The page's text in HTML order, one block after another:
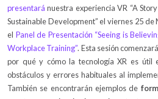
presentará nuestra experiencia VR “A
Sustainable Development” el viernes 25 de
el Panel de Presentación “Seeing is
Workplace Training”. Esta sesión
por qué y cómo la tecnología XR es útil
obstáculos y errores habituales al
También se encontrarán ejemplos de